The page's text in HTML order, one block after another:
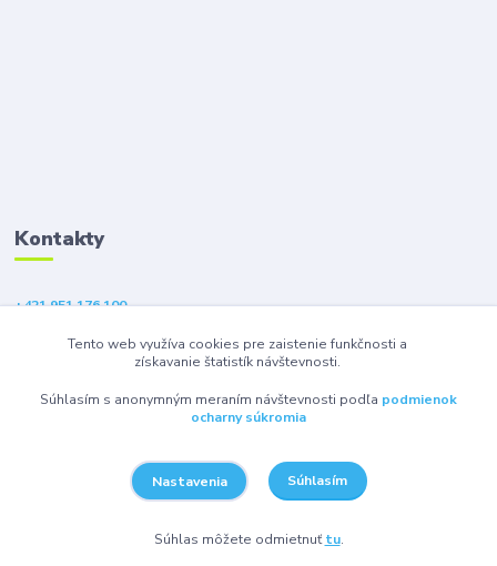
Kontakty
+421 951 176 100
eshop@gsm1.sk
Tento web využíva cookies pre zaistenie funkčnosti a
získavanie štatistík návštevnosti.
Súhlasím s anonymným meraním návštevnosti podľa podmienok
ocharny súkromia
Nastavenia Súhlasím
Súhlas môžete odmietnuťtu.